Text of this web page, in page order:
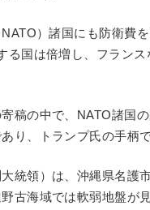
）諸国にも防衛費
る国は倍増し、フラン
稿の中で、NATO諸国
り、トランプ氏の手柄
統領）は、沖縄県名護
古海域では軟弱地盤が